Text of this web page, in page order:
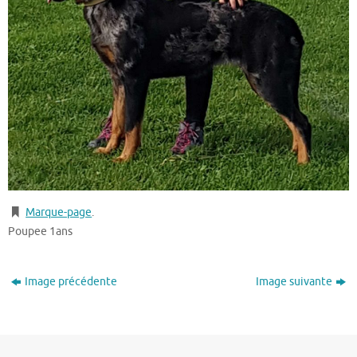
Marque-page.
Poupee 1ans
Image précédente Image suivante